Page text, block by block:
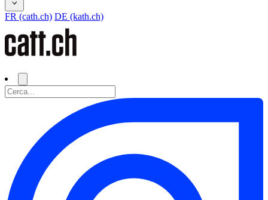
FR (cath.ch) DE (kath.ch)